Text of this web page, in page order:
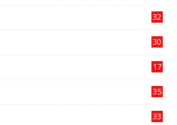
32
30
17
35
33